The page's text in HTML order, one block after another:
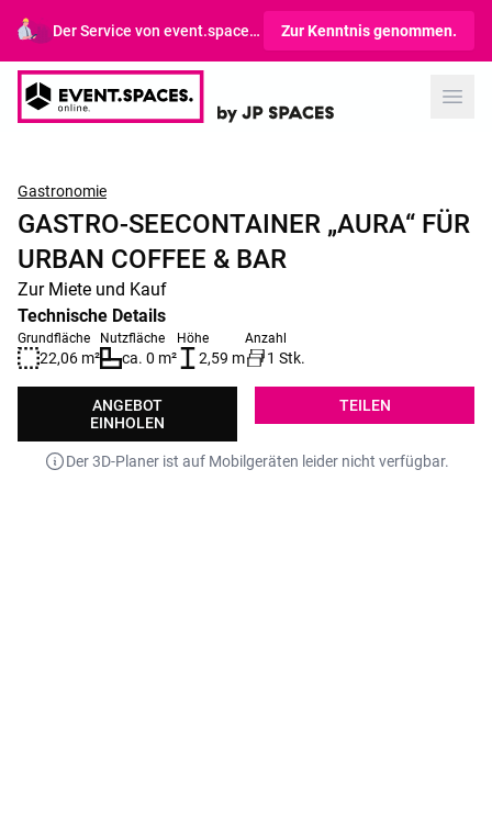
Der Service von event.spaces.online richtet sich ausschließlich an Gewerbetreibende. Zur Kenntnis genommen.
Gastronomie
GASTRO-SEECONTAINER „AURA“ FÜR
URBAN COFFEE & BAR
Zur Miete und Kauf
Technische Details
Grundfläche
22,06 m²
Nutzfläche
ca. 0 m²
Höhe
2,59 m
Anzahl
1 Stk.
ANGEBOT
EINHOLEN
TEILEN
Der 3D-Planer ist auf Mobilgeräten leider nicht verfügbar.